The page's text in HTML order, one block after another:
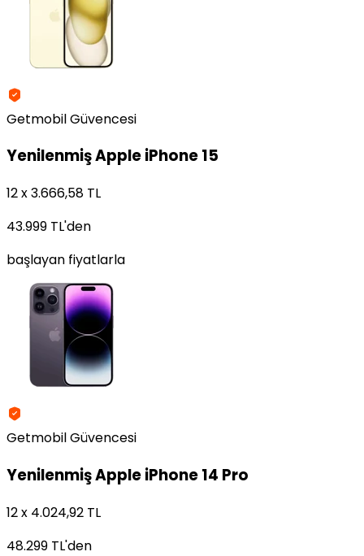
Getmobil Güvencesi
YenilenmişApple iPhone 15
12 x 3.666,58 TL
43.999 TL'den
başlayan fiyatlarla
Getmobil Güvencesi
YenilenmişApple iPhone 14 Pro
12 x 4.024,92 TL
48.299 TL'den